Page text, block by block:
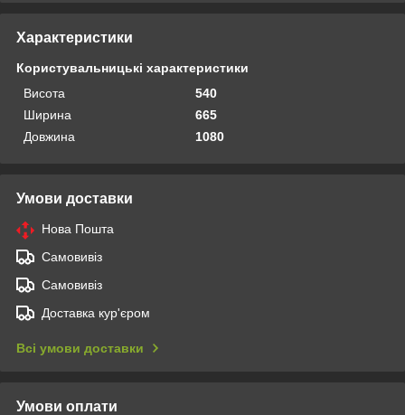
Характеристики
Користувальницькі характеристики
Висота
540
Ширина
665
Довжина
1080
Умови доставки
Нова Пошта
Самовивіз
Самовивіз
Доставка кур'єром
Всі умови доставки
Умови оплати